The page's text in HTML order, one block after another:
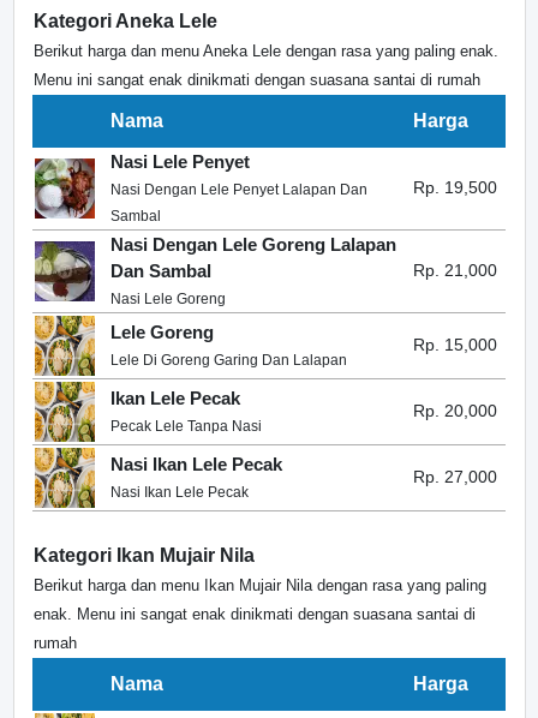
Kategori Aneka Lele
Berikut harga dan menu Aneka Lele dengan rasa yang paling enak.
Menu ini sangat enak dinikmati dengan suasana santai di rumah
Nama
Harga
Nasi Lele Penyet
Nasi Dengan Lele Penyet Lalapan Dan
Sambal
Rp. 19,500
Nasi Dengan Lele Goreng Lalapan
Dan Sambal
Nasi Lele Goreng
Rp. 21,000
Lele Goreng
Lele Di Goreng Garing Dan Lalapan
Rp. 15,000
Ikan Lele Pecak
Pecak Lele Tanpa Nasi
Rp. 20,000
Nasi Ikan Lele Pecak
Nasi Ikan Lele Pecak
Rp. 27,000
Kategori Ikan Mujair Nila
Berikut harga dan menu Ikan Mujair Nila dengan rasa yang paling
enak. Menu ini sangat enak dinikmati dengan suasana santai di
rumah
Nama Harga